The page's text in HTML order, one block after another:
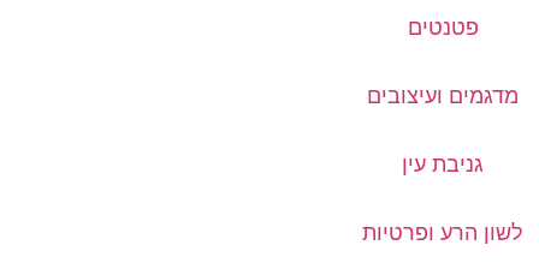
פטנטים
מדגמים ועיצובים
גניבת עין
לשון הרע ופרטיות